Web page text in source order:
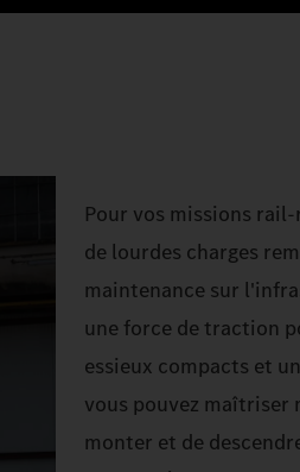
Pour vos missions
de lourdes charges
maintenance sur
une force de traction
essieux compacts et
vous pouvez maîtriser
monter et de